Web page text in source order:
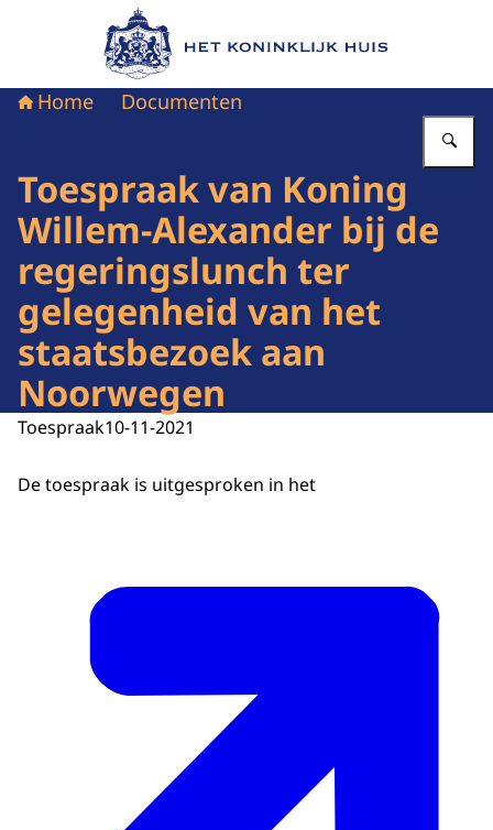
Naar de homepage van Het Koninklijk Huis
Home Documenten
Toespraak van Koning
Willem-Alexander bij de
regeringslunch ter
gelegenheid van het
staatsbezoek aan
Noorwegen
Toespraak10-11-2021
De toespraak is uitgesproken in het